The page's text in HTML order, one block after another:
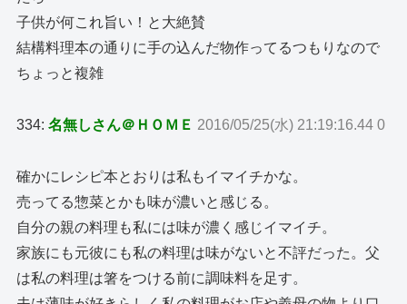
子供が何これ旨い！と大絶賛
結構料理本の通りに手の込んだ物作ってるつもりなので
ちょっと複雑
334:名無しさん＠ＨＯＭＥ 2016/05/25(水) 21:19:16.44 0
確かにレシピ本とおりは私もイマイチかな。
売ってる惣菜とかも味が濃いと感じる。
自分の親の料理も私には味が濃く感じイマイチ。
家族にも元彼にも私の料理は味がないと不評だった。父
は私の料理は箸をつける前に調味料を足す。